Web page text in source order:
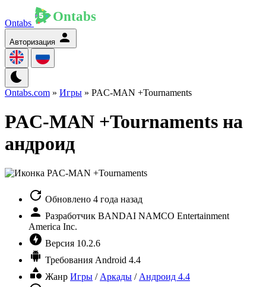
Ontabs
Авторизация
Ontabs.com » Игры » PAC-MAN +Tournaments
PAC-MAN +Tournaments на
андроид
Обновлено 4 года назад
Разработчик BANDAI NAMCO Entertainment
America Inc.
Версия 10.2.6
Требования Android 4.4
Жанр Игры / Аркады / Андроид 4.4